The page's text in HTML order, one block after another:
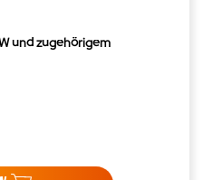
und zugehörigem